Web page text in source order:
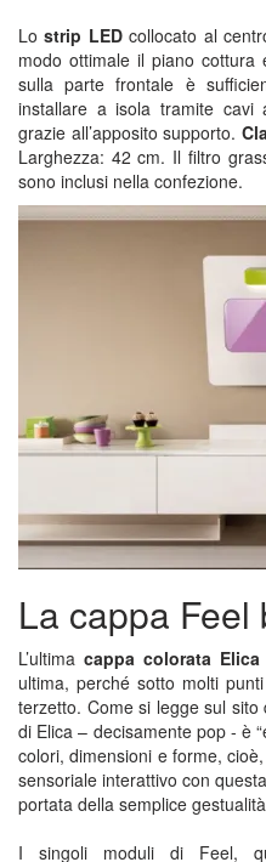
Lostrip LEDcollocato al
modo ottimale il piano
sulla parte frontale è
installare a isola tramite cavi
grazie all’apposito supporto.
Larghezza: 42 cm. Il filtro
sono inclusi nella confezione.
La cappa Feel
L’ultima cappa colorata Elica
ultima, perché sotto molti
terzetto. Come si legge sul sito
di Elica – decisamente pop - è
colori, dimensioni e forme,
sensoriale interattivo con
portata della semplice
I singoli moduli di Feel,